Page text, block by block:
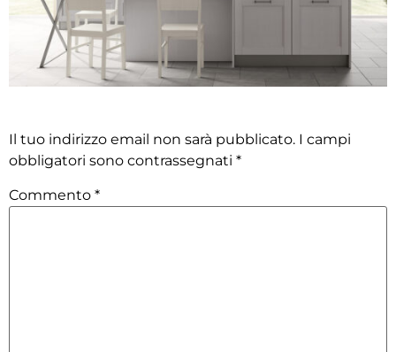
Il tuo indirizzo email non sarà pubblicato. I campi
obbligatori sono contrassegnati *
Commento *